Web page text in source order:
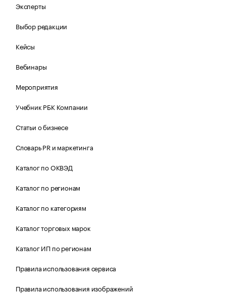
Эксперты
Выбор редакции
Кейсы
Вебинары
Мероприятия
Учебник РБК Компании
Статьи о бизнесе
Словарь PR и маркетинга
Каталог по ОКВЭД
Каталог по регионам
Каталог по категориям
Каталог торговых марок
Каталог ИП по регионам
Правила использования сервиса
Правила использования изображений